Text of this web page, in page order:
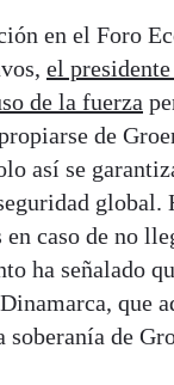
en el Foro
el
de la fuerza
de
así se
global.
caso de no
ha señalado
que
soberanía de